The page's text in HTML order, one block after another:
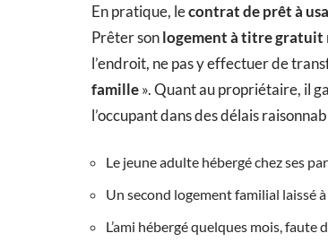
En pratique, lecontrat de prêt à
Prêter sonlogement à titre gratuit
l’endroit, ne pas y effectuer de
famille». Quant au propriétaire, il
l’occupant dans des délais
Le jeune adulte hébergé chez ses
Un second logement familial laissé
L’ami hébergé quelques mois, faute